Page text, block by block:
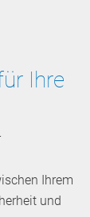
Ihre
Ihrem
und